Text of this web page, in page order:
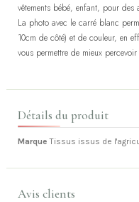
vêtements bébé, enfant, pour des
La photo avec le carré blanc
10cm de côté) et de couleur, en
vous permettre de mieux
Détails du produit
Marque Tissus issus de
Avis clients